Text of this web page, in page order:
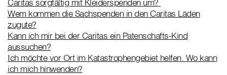
Caritas sorgfältig mit Kleiderspenden um?
Wem kommen die Sachspenden in den Caritas Läden
zugute?
Kann ich mir bei der Caritas ein Patenschafts-Kind
aussuchen?
Ich möchte vor Ort im Katastrophengebiet helfen. Wo kann
ich mich hinwenden?